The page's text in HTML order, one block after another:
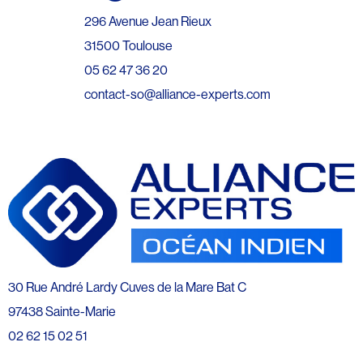
296 Avenue Jean Rieux
31500 Toulouse
05 62 47 36 20
contact-so@alliance-experts.com
30 Rue André Lardy Cuves de la Mare Bat C
97438 Sainte-Marie
02 62 15 02 51